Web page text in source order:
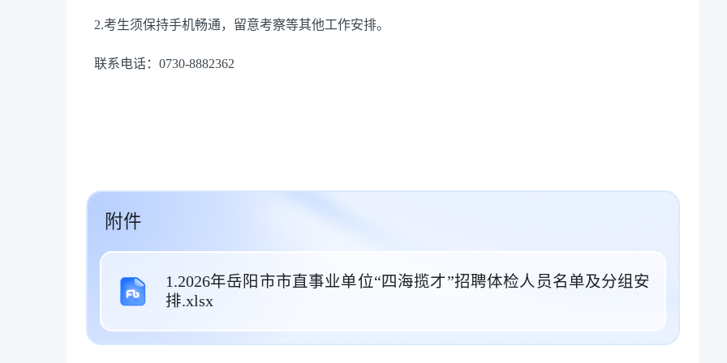
2.考生须保持手机畅通，留意考察等其他工作安排。
联系电话： 0730-8882362
附件
1.2026年岳阳市市直事业单位“四海揽才”招聘体检人员名单及分组安
排.xlsx